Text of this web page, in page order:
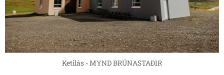
Ketilás - MYND BRÚNASTAÐIR